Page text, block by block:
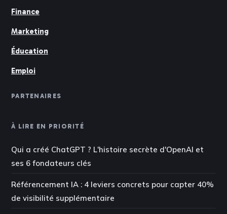
Finance
Marketing
Éducation
Emploi
PARTENAIRES
À LIRE EN PRIORITÉ
Qui a créé ChatGPT ? L'histoire secrète d'OpenAI et
ses 6 fondateurs clés
Référencement IA : 4 leviers concrets pour capter 40%
de visibilité supplémentaire